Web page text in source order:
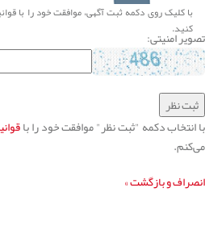
با کلیک روی دکمه ثبت آگهی، موافقت خود را با
کنید.
تصویر امنیتی:
با انتخاب دکمه "ثبت نظر" موافقت خود را با
می‌کنم.
انصراف و بازگشت »